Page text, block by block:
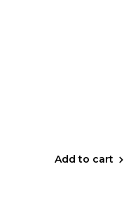
Add to cart